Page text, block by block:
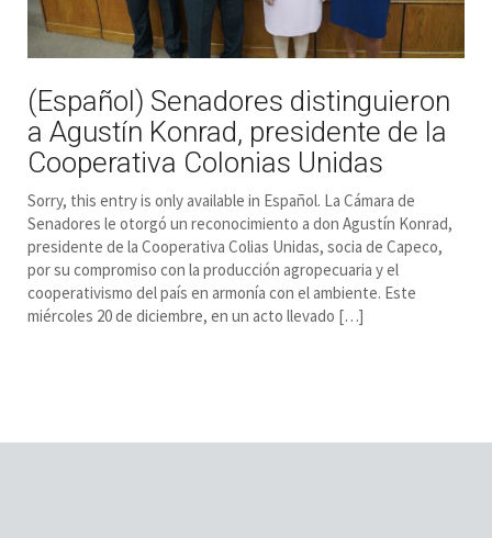
(Español) Senadores distinguieron
a Agustín Konrad, presidente de la
Cooperativa Colonias Unidas
Sorry, this entry is only available in Español. La Cámara de
Senadores le otorgó un reconocimiento a don Agustín Konrad,
presidente de la Cooperativa Colias Unidas, socia de Capeco,
por su compromiso con la producción agropecuaria y el
cooperativismo del país en armonía con el ambiente. Este
miércoles 20 de diciembre, en un acto llevado […]